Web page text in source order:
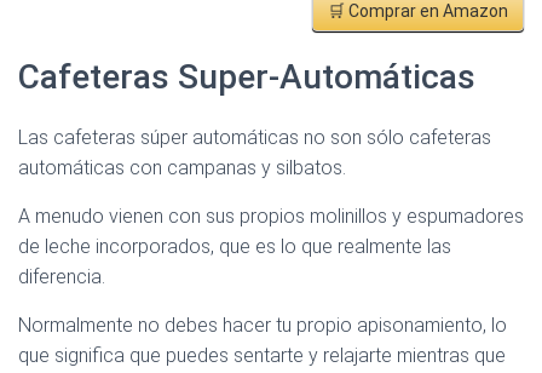
🛒 Comprar en Amazon
Cafeteras Super-Automáticas
Las cafeteras súper automáticas no son sólo cafeteras
automáticas con campanas y silbatos.
A menudo vienen con sus propios molinillos y espumadores
de leche incorporados, que es lo que realmente las
diferencia.
Normalmente no debes hacer tu propio apisonamiento, lo
que significa que puedes sentarte y relajarte mientras que